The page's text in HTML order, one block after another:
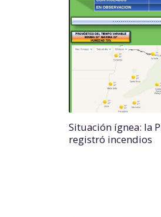
Situación ígnea: la
registró incendios